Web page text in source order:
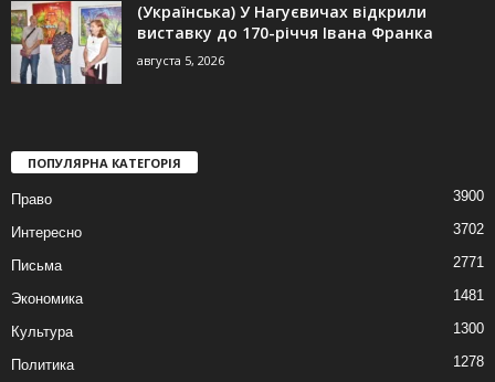
(Українська) У Нагуєвичах відкрили
виставку до 170-річчя Івана Франка
августа 5, 2026
ПОПУЛЯРНА КАТЕГОРІЯ
Право 3900
Интересно 3702
Письма 2771
Экономика 1481
Культура 1300
Политика 1278